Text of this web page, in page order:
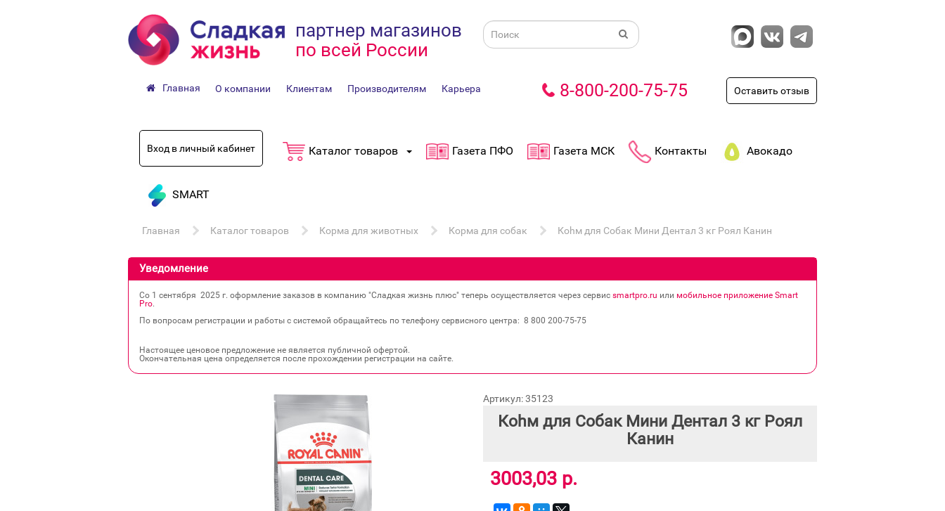
партнер магазинов
по всей России
Главная О компании Клиентам Производителям Карьера 8-800-200-75-75 Оставить отзыв
Вход в личный кабинет Каталог товаров Газета ПФО Газета МСК Контакты Авокадо
SMART
Главная Каталог товаров Корма для животных Корма для собак Коhм для Собак Мини Дентал 3 кг Роял Канин
Уведомление
Со 1 сентября 2025 г. оформление заказов в компанию "Сладкая жизнь плюс" теперь осуществляется через сервис smartpro.ru или мобильное приложение Smart
Pro.
По вопросам регистрации и работы с системой обращайтесь по телефону сервисного центра: 8 800 200‐75‐75
Настоящее ценовое предложение не является публичной офертой.
Окончательная цена определяется после прохождении регистрации на сайте.
Артикул: 35123
Коhм для Собак Мини Дентал 3 кг Роял
Канин
3003,03 р.